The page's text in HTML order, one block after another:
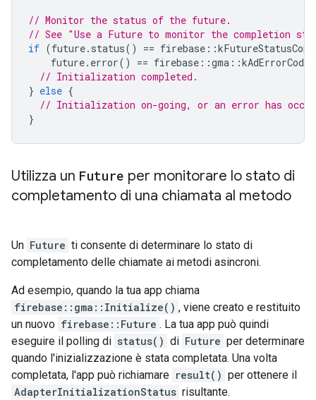
// Monitor the status of the future.
// See "Use a Future to monitor the completion
if (future. status() == firebase ::
future. error() == firebase ::gma ::
// Initialization completed.
} else {
// Initialization on-going, or an error has
}
Utilizza un Future per monitorare lo stato di
completamento di una chiamata al metodo
Un Future ti consente di determinare lo stato di
completamento delle chiamate ai metodi asincroni.
Ad esempio, quando la tua app chiama
firebase::gma::Initialize() , viene creato e restituito
un nuovo firebase::Future . La tua app può quindi
eseguire il polling di status() di Future per determinare
quando l'inizializzazione è stata completata. Una volta
completata, l'app può richiamare result() per ottenere il
AdapterInitializationStatus risultante.